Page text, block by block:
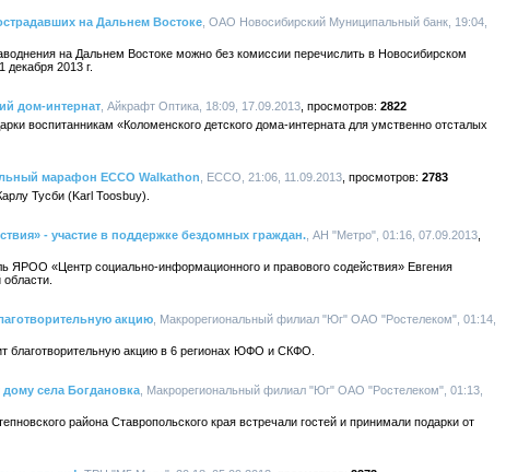
на Дальнем Востоке , ОАО Новосибирский Муниципальный банк, 19:04,
на Дальнем Востоке можно без комиссии перечислить в Новосибирском
2013 г.
дом-интернат , Айкрафт Оптика, 18:09, 17.09.2013
2822
воспитанникам «Коломенского детского дома-интерната для умственно отсталых
марафон ECCO Walkathon , ECCO, 21:06, 11.09.2013
2783
Тусби (Karl Toosbuy).
- участие в поддержке бездомных граждан. , АН "Метро", 01:16, 07.09.2013
ЯРОО «Центр социально-информационного и правового содействия» Евгения
акцию , Макрорегиональный филиал "Юг" ОАО "Ростелеком", 01:14,
благотворительную акцию в 6 регионах ЮФО и СКФО.
села Богдановка , Макрорегиональный филиал "Юг" ОАО "Ростелеком", 01:13,
района Ставропольского края встречали гостей и принимали подарки от